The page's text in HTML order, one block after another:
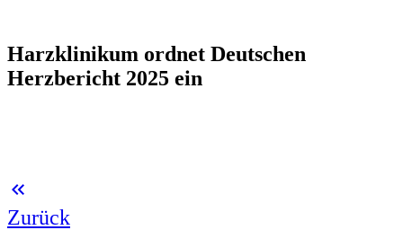
Harzklinikum ordnet Deutschen
Herzbericht 2025 ein
keyboard_double_arrow_left
Zurück